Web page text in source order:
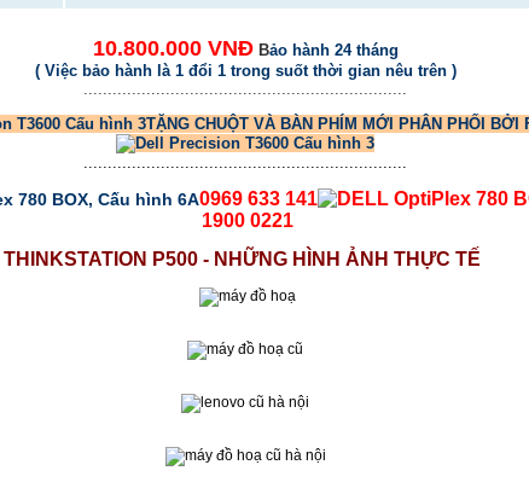
10.800.000 VNĐBảo hành 24 tháng
( Việc bảo hành là 1 đổi 1 trong suốt thời gian nêu trên )
...................................................................
TẶNG CHUỘT VÀ BÀN PHÍM MỚI PHÂN PHỐI BỞI
...................................................................
0969 633 141
1900 0221
THINKSTATION P500 - NHỮNG HÌNH ẢNH THỰC TẾ